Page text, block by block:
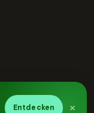
Entdecken ×